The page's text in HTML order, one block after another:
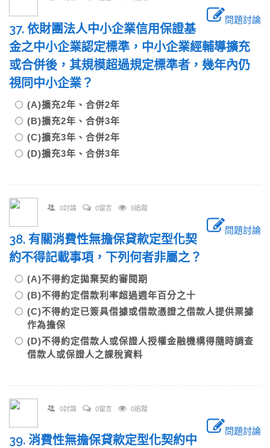
問題討論
37. 依財團法人中小企業信用保證基
金之中小企業認定標準，中小企業經輔導擴充
或合併後，其規模超過規定標準者，幾年內仍
視同中小企業？
(A)擴充2年、合併2年
(B)擴充2年、合併3年
(C)擴充3年、合併2年
(D)擴充3年、合併3年
0討論 0留言 0追蹤
問題討論
38. 有關消費性無擔保貸款定型化契
約不得記載事項，下列何者非屬之？
(A)不得約定拋棄契約審閱期
(B)不得約定借款利率超過週年百分之十
(C)不得約定已簽具借據或借款憑證之借款人提供票據
作為擔保
(D)不得約定借款人或保證人授權金融機構得隨時調查
借款人或保證人之課稅資料
0討論 0留言 0追蹤
問題討論
39. 消費性無擔保貸款定型化契約中